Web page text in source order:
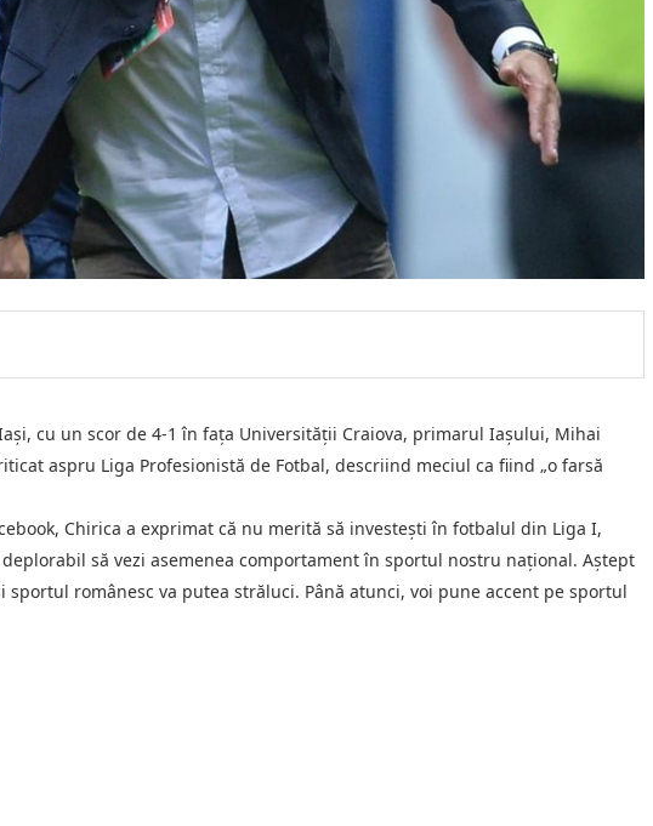
cu un scor de 4-1 în fața Universității Craiova, primarul Iașului, Mihai
aspru Liga Profesionistă de Fotbal, descriind meciul ca fiind „o farsă
Chirica a exprimat că nu merită să investești în fotbalul din Liga I,
să vezi asemenea comportament în sportul nostru național. Aștept
românesc va putea străluci. Până atunci, voi pune accent pe sportul